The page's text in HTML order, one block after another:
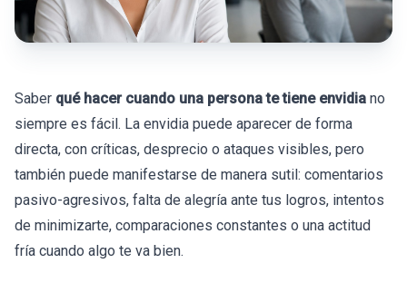
Saber qué hacer cuando una persona te tiene envidia no
siempre es fácil. La envidia puede aparecer de forma
directa, con críticas, desprecio o ataques visibles, pero
también puede manifestarse de manera sutil: comentarios
pasivo-agresivos, falta de alegría ante tus logros, intentos
de minimizarte, comparaciones constantes o una actitud
fría cuando algo te va bien.